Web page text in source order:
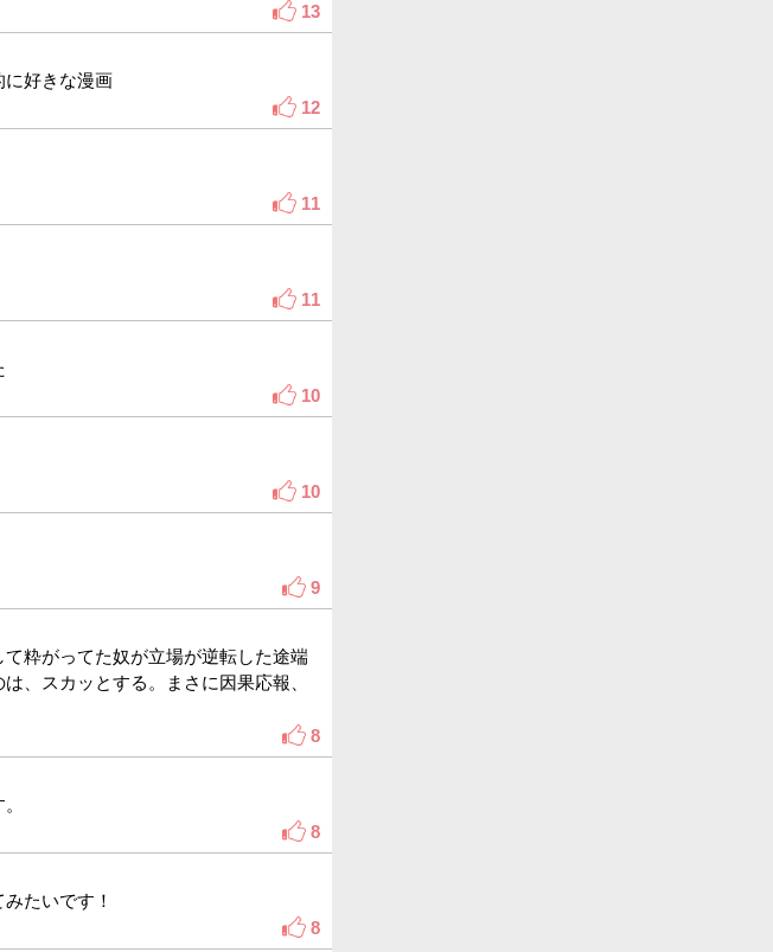
13
好きな漫画
12
11
11
10
10
9
粋がってた奴が立場が逆転した途端
、スカッとする。まさに因果応報、
8
8
たいです！
8